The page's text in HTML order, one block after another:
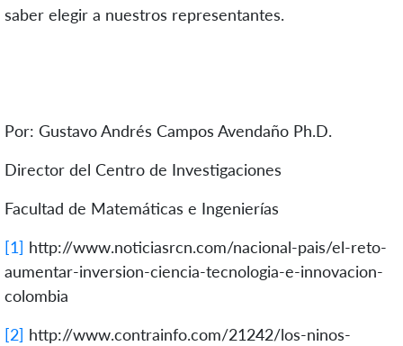
saber elegir a nuestros representantes.
Por: Gustavo Andrés Campos Avendaño Ph.D.
Director del Centro de Investigaciones
Facultad de Matemáticas e Ingenierías
[1] http://www.noticiasrcn.com/nacional-pais/el-reto-
aumentar-inversion-ciencia-tecnologia-e-innovacion-
colombia
[2] http://www.contrainfo.com/21242/los-ninos-